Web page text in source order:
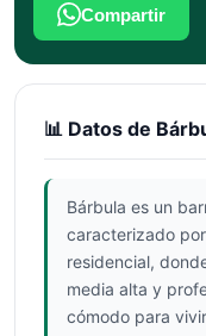
Compartir
📊 Datos de
Bárbula es un
caracterizado
residencial,
media alta y
cómodo para